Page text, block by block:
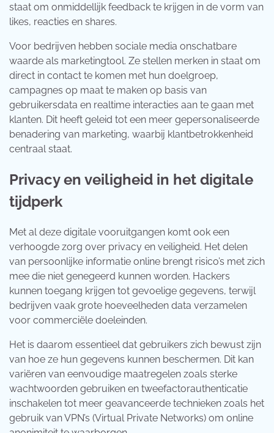
staat om onmiddellijk feedback te krijgen in de vorm van
likes, reacties en shares.
Voor bedrijven hebben sociale media onschatbare
waarde als marketingtool. Ze stellen merken in staat om
direct in contact te komen met hun doelgroep,
campagnes op maat te maken op basis van
gebruikersdata en realtime interacties aan te gaan met
klanten. Dit heeft geleid tot een meer gepersonaliseerde
benadering van marketing, waarbij klantbetrokkenheid
centraal staat.
Privacy en veiligheid in het digitale
tijdperk
Met al deze digitale vooruitgangen komt ook een
verhoogde zorg over privacy en veiligheid. Het delen
van persoonlijke informatie online brengt risico’s met zich
mee die niet genegeerd kunnen worden. Hackers
kunnen toegang krijgen tot gevoelige gegevens, terwijl
bedrijven vaak grote hoeveelheden data verzamelen
voor commerciële doeleinden.
Het is daarom essentieel dat gebruikers zich bewust zijn
van hoe ze hun gegevens kunnen beschermen. Dit kan
variëren van eenvoudige maatregelen zoals sterke
wachtwoorden gebruiken en tweefactorauthenticatie
inschakelen tot meer geavanceerde technieken zoals het
gebruik van VPN’s (Virtual Private Networks) om online